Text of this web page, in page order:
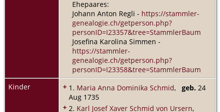
Ehepaares:
Johann Anton Regli - https://stammler-
genealogie.ch/getperson.php?
personID=I23357&tree=StammlerBaum
Josefina Karolina Simmen -
https://stammler-
genealogie.ch/getperson.php?
personID=I23358&tree=StammlerBaum
Kinder
+ 1. Maria Anna Dominika Schmid, geb. 24
Aug 1735
+ 2. Karl Josef Xaver Schmid von Ursern,